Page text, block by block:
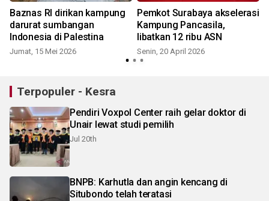
Baznas RI dirikan kampung
darurat sumbangan
Indonesia di Palestina
Jumat, 15 Mei 2026
Pemkot Surabaya akselerasi
Kampung Pancasila,
libatkan 12 ribu ASN
Senin, 20 April 2026
Terpopuler - Kesra
Pendiri Voxpol Center raih gelar doktor di
Unair lewat studi pemilih
Jul 20th
BNPB: Karhutla dan angin kencang di
Situbondo telah teratasi